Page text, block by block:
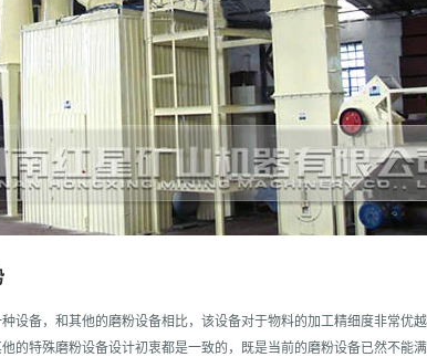
设备，和其他的磨粉设备相比，该设备对于物料的加工精细度非常优
的特殊磨粉设备设计初衷都是一致的，既是当前的磨粉设备已然不能